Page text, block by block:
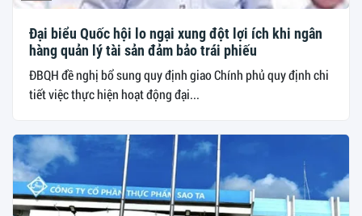
Đại biểu Quốc hội lo ngại xung đột lợi ích khi ngân
hàng quản lý tài sản đảm bảo trái phiếu
ĐBQH đề nghị bổ sung quy định giao Chính phủ quy định chi
tiết việc thực hiện hoạt động đại...